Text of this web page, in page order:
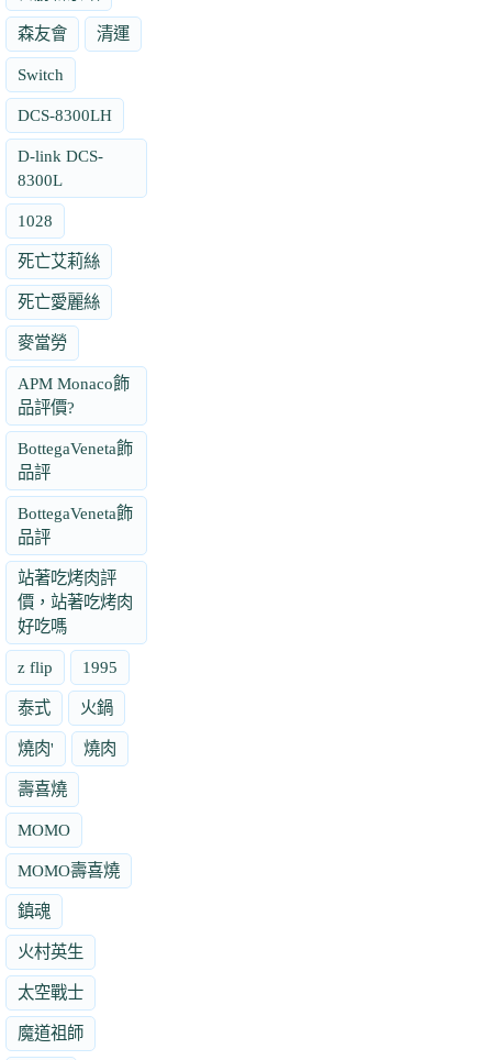
森友會 清運
Switch
DCS-8300LH
D-link DCS-
8300L
1028
死亡艾莉絲
死亡愛麗絲
麥當勞
APM Monaco飾
品評價?
BottegaVeneta飾
品評
BottegaVeneta飾
品評
站著吃烤肉評
價，站著吃烤肉
好吃嗎
z flip 1995
泰式 火鍋
燒肉' 燒肉
壽喜燒
MOMO
MOMO壽喜燒
鎮魂
火村英生
太空戰士
魔道祖師